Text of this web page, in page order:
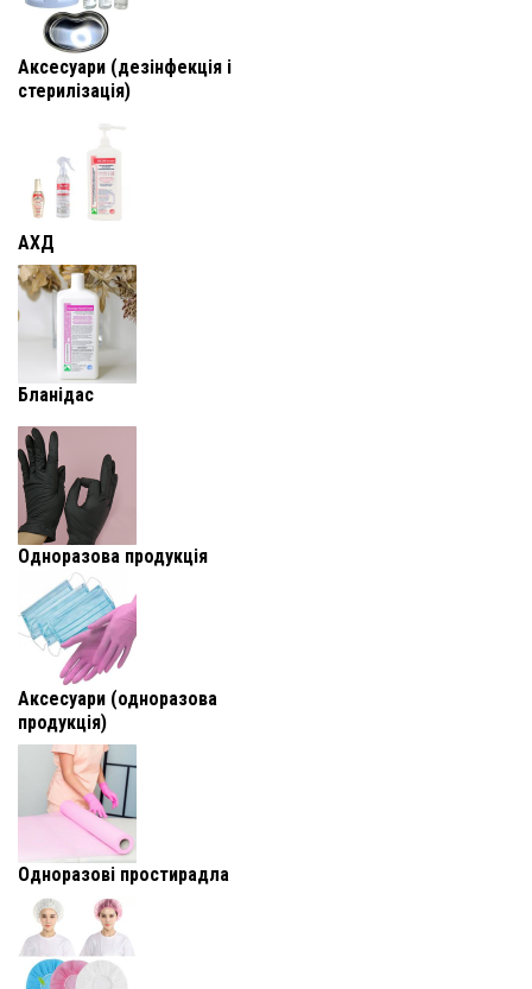
Аксесуари (дезінфекція і
стерилізація)
АХД
Бланідас
Одноразова продукція
Аксесуари (одноразова
продукція)
Одноразові простирадла